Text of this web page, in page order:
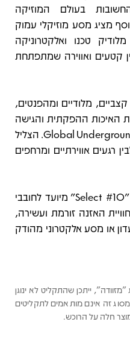
בעולם המוזיקה
מציג מסע מוזיקלי עמוק
טכנו ואלקטרוניקה
קטעים ואווירה שמתפתחת
מלודיים ומהפנטים,
האיכות ההפקתית והגישה
הקולנועית המזוהה עם סדרת Global Underground. הצליל
רגעים אווירתיים ומרחפים
כמו שאר הכותרים בסדרה, גם "Select #10" מיועד לחובבי
האזנה זורמת ועשירה,
או מסע אלקטרוני מהודק
ייתכן שהתקליט לא ינוגן
זה אינם מותאמים לתקליטים
חלה על הרוכש.